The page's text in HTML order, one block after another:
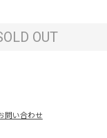
OUT
問い合わせ